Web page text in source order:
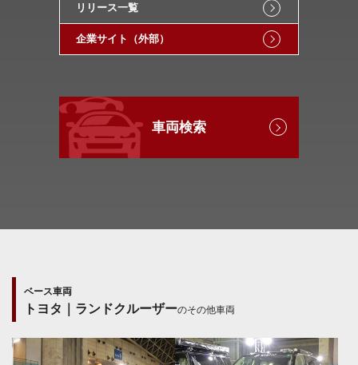
リリース一覧
企業サイト（外部）
車両検索
ベース車両
トヨタ｜ランドクルーザーのその他車両